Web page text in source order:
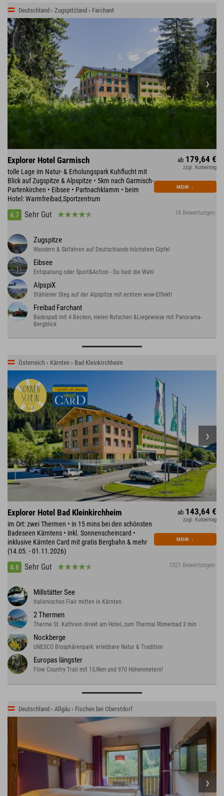
Deutschland › Zugspitzland › Farchant
Explorer Hotel Garmisch
tolle Lage im Natur- & Erholungspark Kuhflucht mit
Blick auf Zugspitze & Alpspitze • 5km nach Garmisch-
Partenkirchen • Eibsee • Partnachklamm • beim
Hotel: Warmfreibad,Sportzentrum
4.7
Sehr Gut 18 Bewertungen
ab 179,64 €
zzgl. Kurbeitrag
MEHR ↓
Zugspitze
Wandern & Skifahren auf Deutschlands höchstem Gipfel
Eibsee
Entspanung oder Sport&Action - Du hast die Wahl
AlpspiX
Stählener Steg auf der Alpspitze mit echtem wow-Effekt!
Freibad Farchant
Badespaß mit 4 Becken, vielen Rutschen &Liegewiese mit Panorama-
Bergblick
Österreich › Kärnten › Bad Kleinkirchheim
Explorer Hotel Bad Kleinkirchheim
im Ort: zwei Thermen • in 15 mins bei den schönsten
Badeseen Kärntens • inkl. Sonnenscheincard •
inklusive Kärnten Card mit gratis Bergbahn & mehr
(14.05. - 01.11.2026)
4.6
Sehr Gut 1321 Bewertungen
ab 143,64 €
zzgl. Kurbeitrag
MEHR ↓
Millstätter See
italienisches Flair mitten in Kärnten.
2 Thermen
Therme St. Kathrein direkt am Hotel, zum Thermal Römerbad 3 min
Nockberge
UNESCO Biosphärenpark: erlebbare Natur & Tradition
Europas längster
Flow Country Trail mit 15,9km und 970 Höhenmetern!
Deutschland › Allgäu › Fischen bei Oberstdorf